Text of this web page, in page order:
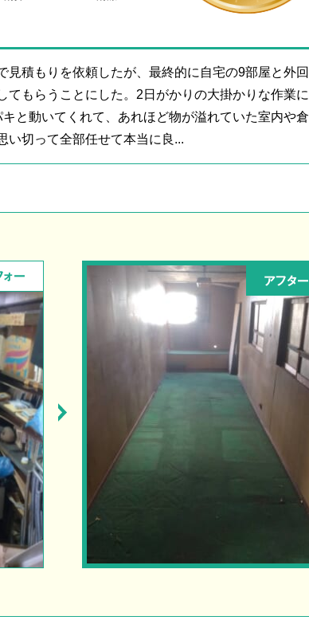
見積もりを依頼したが、最終的に自宅の9部屋と外回
もらうことにした。2日がかりの大掛かりな作業に
と動いてくれて、あれほど物が溢れていた室内や倉
い切って全部任せて本当に良...
ォー アフター